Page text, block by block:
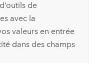
de
avec la
valeurs en entrée
dans des champs